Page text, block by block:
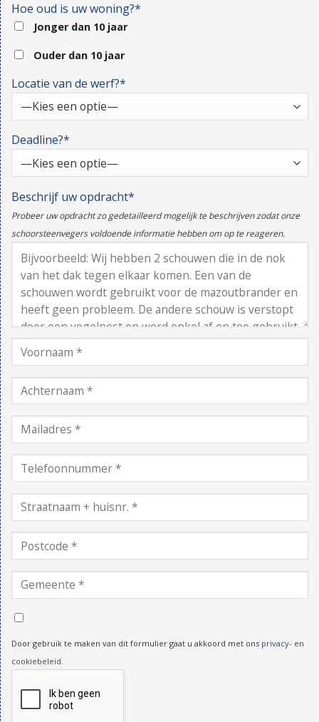
Hoe oud is uw woning?*
Jonger dan 10 jaar
Ouder dan 10 jaar
Locatie van de werf?*
Deadline?*
Beschrijf uw opdracht*
Probeer uw opdracht zo gedetailleerd mogelijk te beschrijven zodat onze
schoorsteenvegers voldoende informatie hebben om op te reageren.
Door gebruik te maken van dit formulier gaat u akkoord met ons privacy- en
cookiebeleid.